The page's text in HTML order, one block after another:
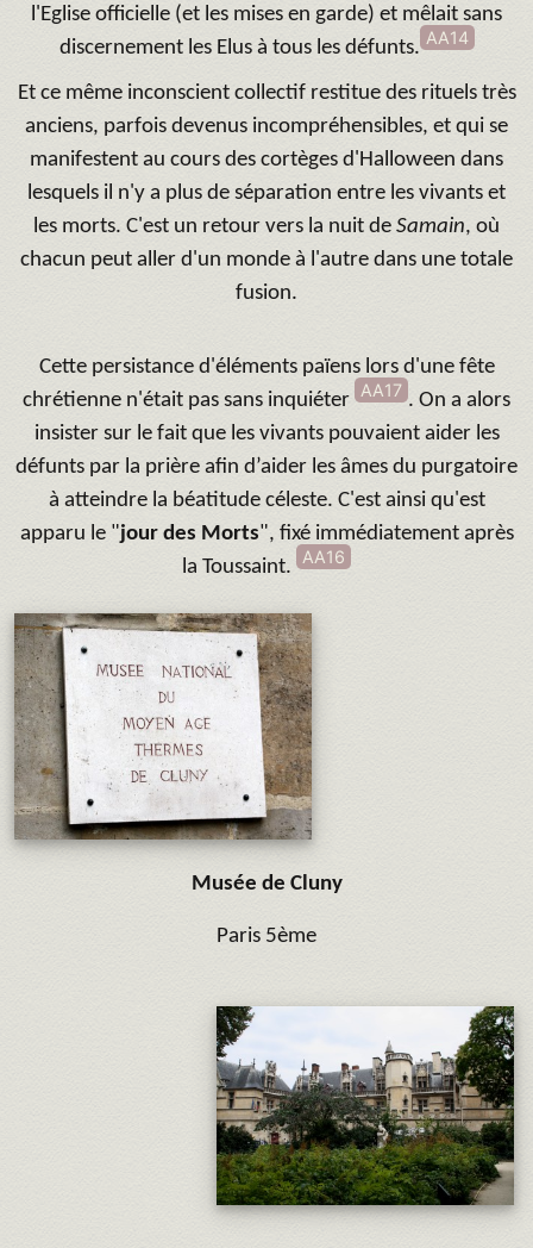
l'Eglise officielle (et les mises en garde) et mêlait sans
discernement les Elus à tous les défunts. AA14
Et ce même inconscient collectif restitue des rituels très
anciens, parfois devenus incompréhensibles, et qui se
manifestent au cours des cortèges d'Halloween dans
lesquels il n'y a plus de séparation entre les vivants et
les morts. C'est un retour vers la nuit de Samain, où
chacun peut aller d'un monde à l'autre dans une totale
fusion.
Cette persistance d'éléments païens lors d'une fête
chrétienne n'était pas sans inquiéter AA17 . On a alors
insister sur le fait que les vivants pouvaient aider les
défunts par la prière afin d’aider les âmes du purgatoire
à atteindre la béatitude céleste. C'est ainsi qu'est
apparu le "jour des Morts", fixé immédiatement après
la Toussaint.
AA16
Musée de Cluny
Paris 5ème